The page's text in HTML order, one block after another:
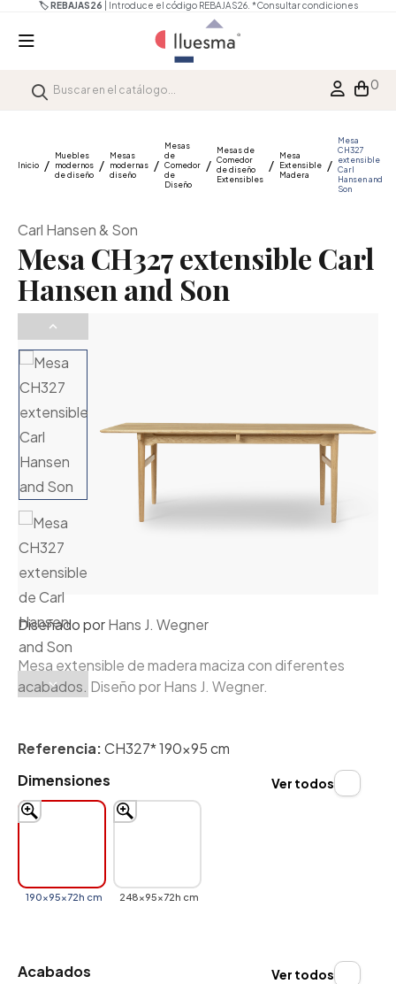
🏷️ REBAJAS26 | Introduce el código REBAJAS26. *Consultar condiciones
0
Inicio
Muebles
modernos
de diseño
Mesas
modernas
diseño
Mesas
de
Comedor
de
Diseño
Mesas de
Comedor
de diseño
Extensibles
Mesa
Extensible
Madera
Mesa
CH327
extensible
Carl
Hansen and
Son
Carl Hansen & Son
Mesa CH327 extensible Carl
Hansen and Son
Diseñado porHans J. Wegner
Mesa extensible de madera maciza con diferentes
acabados. Diseño por Hans J. Wegner.
Referencia:CH327* 190x95 cm
Dimensiones
190x95x72h cm 248x95x72h cm
Ver todos
Acabados Ver todos